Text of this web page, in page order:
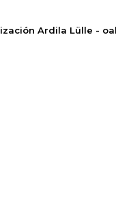
Ardila Lülle -